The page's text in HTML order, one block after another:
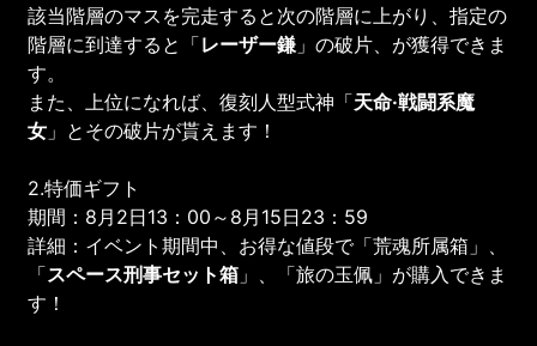
該当階層のマスを完走すると次の階層に上がり、指定の
階層に到達すると「レーザー鎌 」の破片、が獲得できま
す。
また、上位になれば、復刻人型式神「天命·戦闘系魔
女 」とその破片が貰えます！
2.特価ギフト
期間：8月2日13：00～8月15日23：59
詳細：イベント期間中、お得な値段で「荒魂所属箱」、
「スペース刑事セット箱 」、「旅の玉佩」が購入できま
す！